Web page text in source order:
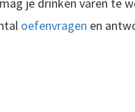
oefenvragen en